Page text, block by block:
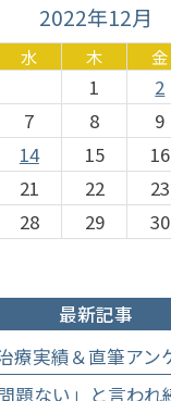
2022年12月
水 木 金
1 2
7 8 9
14 15 16
21 22 23
28 29 30
最新記事